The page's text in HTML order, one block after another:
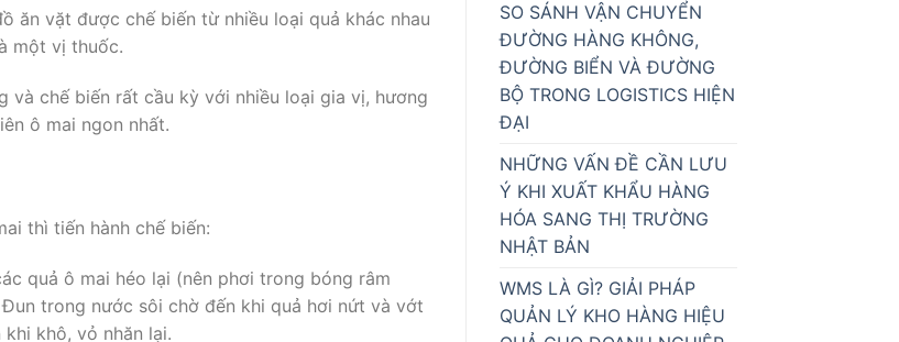
ăn vặt được chế biến từ nhiều loại quả khác nhau
một vị thuốc.
chế biến rất cầu kỳ với nhiều loại gia vị, hương
ô mai ngon nhất.
thì tiến hành chế biến:
quả ô mai héo lại (nên phơi trong bóng râm
trong nước sôi chờ đến khi quả hơi nứt và vớt
khô, vỏ nhăn lại.
SO SÁNH VẬN CHUYỂN
ĐƯỜNG HÀNG KHÔNG,
ĐƯỜNG BIỂN VÀ ĐƯỜNG
BỘ TRONG LOGISTICS HIỆN
ĐẠI
NHỮNG VẤN ĐỀ CẦN LƯU
Ý KHI XUẤT KHẨU HÀNG
HÓA SANG THỊ TRƯỜNG
NHẬT BẢN
WMS LÀ GÌ? GIẢI PHÁP
QUẢN LÝ KHO HÀNG HIỆU